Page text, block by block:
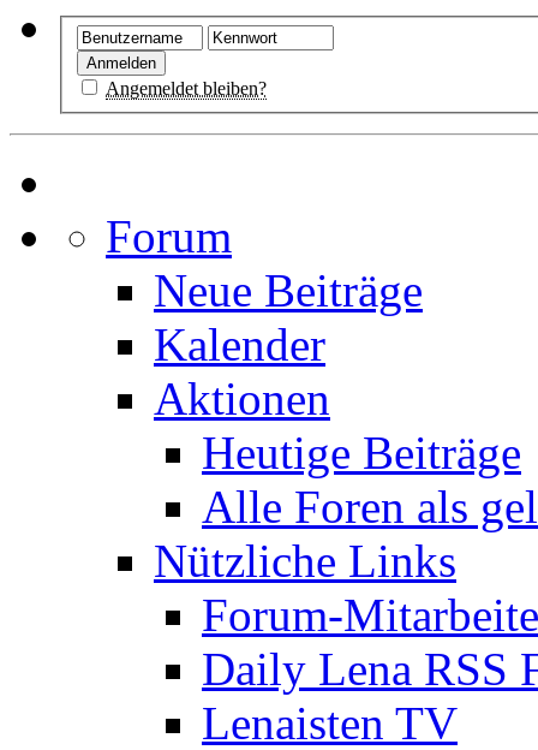
Angemeldet bleiben?
Forum
Neue Beiträge
Kalender
Aktionen
Heutige Beiträge
Alle Foren als
Nützliche Links
Forum-
Daily Lena RSS
Lenaisten TV